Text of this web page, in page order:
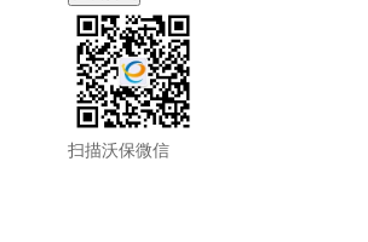
扫描沃保微信